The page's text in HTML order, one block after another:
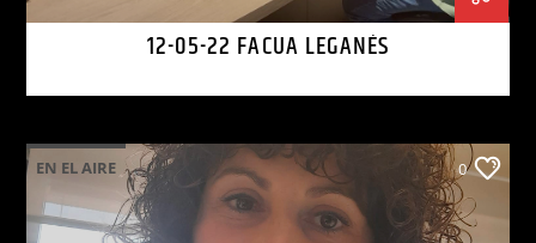
12-05-22 FACUA LEGANÉS
EN EL AIRE 0